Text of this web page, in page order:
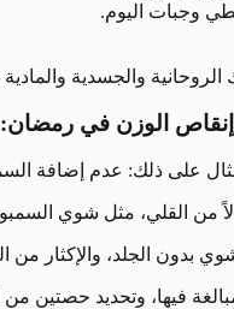
وجبات اليوم.
إنقاص الوزن في رمضان: